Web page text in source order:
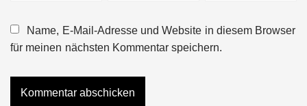
Name, E-Mail-Adresse und Website in diesem Browser
für meinen nächsten Kommentar speichern.